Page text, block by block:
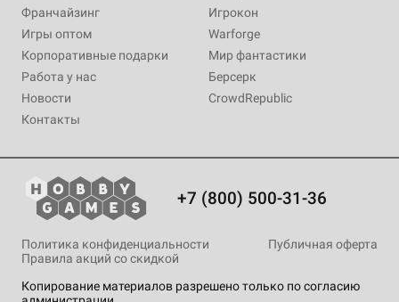
Франчайзинг
Игры оптом
Корпоративные подарки
Работа у нас
Новости
Контакты
Игрокон
Warforge
Мир фантастики
Берсерк
CrowdRepublic
+7 (800) 500-31-36
Копирование материалов разрешено только по согласию
Политика конфиденциальности
Публичная оферта
Правила акций со скидкой